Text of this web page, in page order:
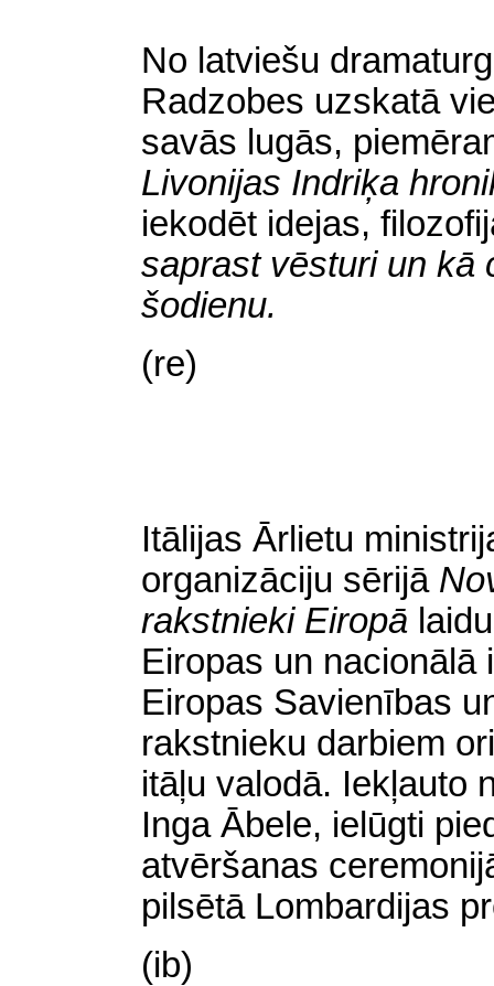
No latviešu
Radzobes uzskatā
savās lugās,
Livonijas Indriķa
iekodēt idejas,
saprast vēsturi un kā
šodienu.
(re)
Itālijas Ārlietu
organizāciju sērijā
rakstnieki Eiropā
Eiropas un nacionālā
Eiropas Savienības
rakstnieku darbiem
itāļu valodā. Iekļauto
Inga Ābele, ielūgti
atvēršanas
pilsētā Lombardijas
(ib)